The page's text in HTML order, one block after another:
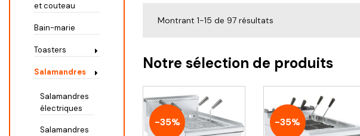
et couteau
Bain-marie
Toasters
Salamandres
Salamandres
électriques
Salamandres
Montrant 1-15 de 97 résultats
Notre sélection de produits
-35% -35%